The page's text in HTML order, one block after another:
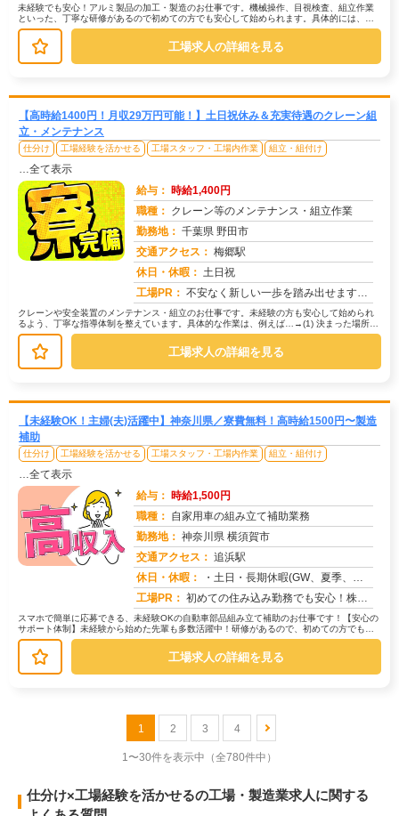
未経験でも安心！アルミ製品の加工・製造のお仕事です。機械操作、目視検査、組立作業
といった、丁寧な研修があるので初めての方でも安心して始められます。具体的には、機
械を使ってアルミ製品を加工したり、...
工場求人の詳細を見る
【高時給1400円！月収29万円可能！】土日祝休み＆充実待遇のクレーン組
立・メンテナンス
仕分け 工場経験を活かせる 工場スタッフ・工場内作業 組立・組付け
…全て表示
給与： 時給1,400円
職種： クレーン等のメンテナンス・組立作業
勤務地： 千葉県 野田市
交通アクセス： 梅郷駅
休日・休暇： 土日祝
工場PR： 不安なく新しい一歩を踏み出せます！充実のサポート体制で安心！専属担当スタッフが就業までしっかり伴走します。不安や悩...
クレーンや安全装置のメンテナンス・組立のお仕事です。未経験の方も安心して始められ
るよう、丁寧な指導体制を整えています。具体的な作業は、例えば…→(1) 決まった場所に
部品を組み付ける作業→(2)...
工場求人の詳細を見る
【未経験OK！主婦(夫)活躍中】神奈川県／寮費無料！高時給1500円〜製造
補助
仕分け 工場経験を活かせる 工場スタッフ・工場内作業 組立・組付け
…全て表示
給与： 時給1,500円
職種： 自家用車の組み立て補助業務
勤務地： 神奈川県 横須賀市
交通アクセス： 追浜駅
休日・休暇：
・土日・長期休暇(GW、夏季、年末年始)
工場PR： 初めての住み込み勤務でも安心！株式会社京栄センターで新しい一歩を踏み出しませんか？→家具付き寮が初期費用０円で利用...
スマホで簡単に応募できる、未経験OKの自動車部品組み立て補助のお仕事です！【安心の
サポート体制】未経験から始めた先輩も多数活躍中！研修があるので、初めての方でも安
心してスタートできます。【具体的...
工場求人の詳細を見る
1 2 3 4
1〜30件を表示中 （全780件中）
仕分け×工場経験を活かせるの工場・製造業求人に関する